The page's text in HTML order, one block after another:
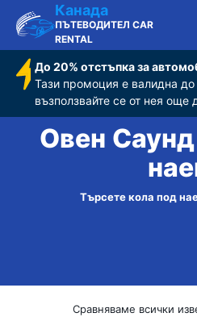
Канада
ПЪТЕВОДИТЕЛ CAR
RENTAL
До 20% отстъпка за
Тази промоция е валидна до
възползвайте се от нея още
Овен
Търсете кола под
Сравняваме всички